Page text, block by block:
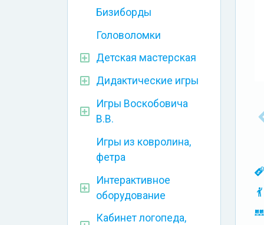
Бизиборды
Головоломки
Детская мастерская
Дидактические игры
Игры Воскобовича
В.В.
Игры из ковролина,
фетра
Интерактивное
оборудование
Кабинет логопеда,